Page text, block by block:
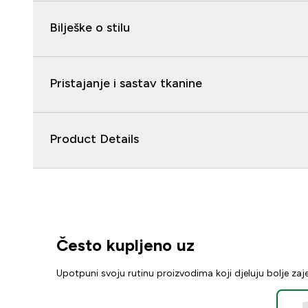
Bilješke o stilu
Pristajanje i sastav tkanine
Product Details
Često kupljeno uz
Upotpuni svoju rutinu proizvodima koji djeluju bolje